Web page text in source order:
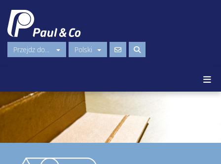
Przejdz do... Polski